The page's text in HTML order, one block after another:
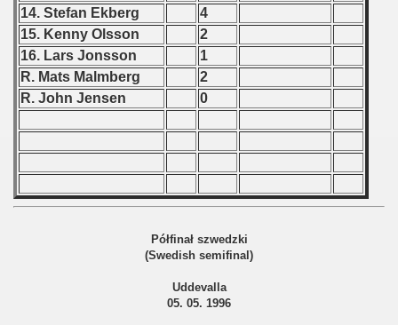
14. Stefan Ekberg
4
15. Kenny Olsson
2
16. Lars Jonsson
1
R. Mats Malmberg
2
R. John Jensen
0
Półfinał szwedzki
(Swedish semifinal)
Uddevalla
05. 05. 1996
- 1970